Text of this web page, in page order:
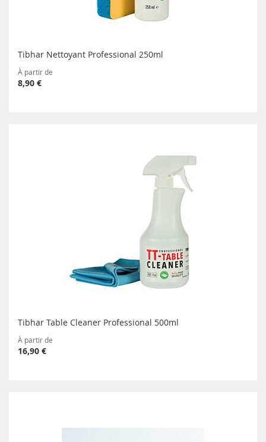
Tibhar Nettoyant Professional 250ml
À partir de
8,90 €
Tibhar Table Cleaner Professional 500ml
À partir de
16,90 €